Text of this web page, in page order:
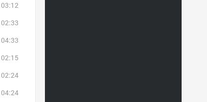
03:12
02:33
04:33
02:15
02:24
04:24